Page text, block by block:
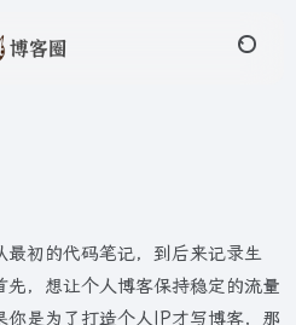
初的代码笔记，到后来记录生
，想让个人博客保持稳定的流量
是为了打造个人IP才写博客，那